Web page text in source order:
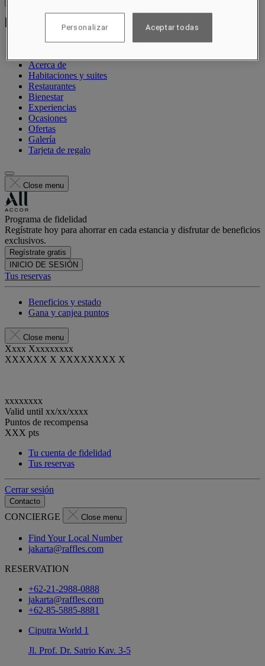
Acerca de
Habitaciones y suites
Restaurantes
Bienestar
Experiencias
Ocasiones
Ofertas
Galería
Tarjeta de regalo
Close menu
Programa de fidelidad
Regístrate hoy para ahorrar en cada estancia y disfrutar de beneficios
exclusivos.
Regístrate gratis
INICIO DE SESIÓN
Tus reservas
Beneficios y estado
Gana y canjea puntos
Close menu
Xxxx Xxxxxxxxx
XXXXXX X XXXXXXXX X
xxxxxxxx
Valid until xx/xx/xxxx
Puntos de recompensa
XXX pts
Tu cuenta de fidelidad
Tus reservas
Cerrar sesión
Contacto
CONCIERGE Close menu
Find Your Local Number
jakarta@raffles.com
RESERVATION
+62-21-2988-0888
jakarta@raffles.com
+62-85-5885-8881
Ciputra World 1
Jl. Prof. Dr. Satrio Kav. 3-5
Personalizar Aceptar todas